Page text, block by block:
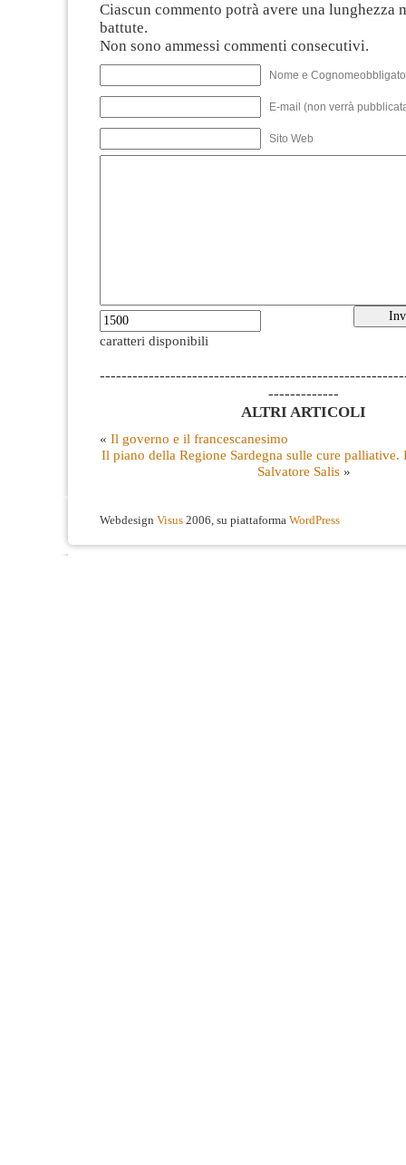
Ciascun commento potrà avere una lunghezza
battute.
Non sono ammessi commenti consecutivi.
Nome e
E-mail (non verrà
Sito Web
caratteri disponibili
-------------
ALTRI ARTICOLI
« Il governo e il francescanesimo
Il piano della Regione Sardegna sulle cure palliative.
Salvatore Salis»
Webdesign Visus 2006, su piattaforma WordPress